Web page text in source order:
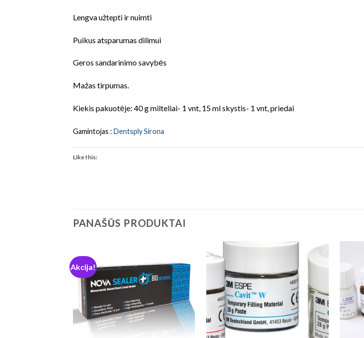
Lengva užtepti ir nuimti
Puikus atsparumas dilimui
Geros sandarinimosavybės
Mažas tirpumas.
Kiekis pakuotėje: 40 g milteliai- 1 vnt, 15 ml skystis- 1 vnt, priedai
Gamintojas : Dentsply Sirona
Like this:
PANAŠŪS PRODUKTAI
Akcija!